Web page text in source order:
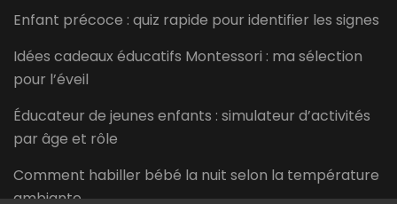
Enfant précoce : quiz rapide pour identifier les signes
Idées cadeaux éducatifs Montessori : ma sélection
pour l’éveil
Éducateur de jeunes enfants : simulateur d’activités
par âge et rôle
Comment habiller bébé la nuit selon la température
ambiante